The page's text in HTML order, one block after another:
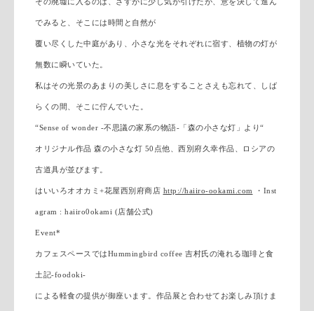
その廃墟に入るのは、さすがに少し気が引けたが、意を決して進ん
でみると、そこには時間と自然が
覆い尽くした中庭があり、小さな光をそれぞれに宿す、植物の灯が
無数に瞬いていた。
私はその光景のあまりの美しさに息をすることさえも忘れて、しば
らくの間、そこに佇んでいた。
“Sense of wonder -不思議の家系の物語-「森の小さな灯」より“
オリジナル作品 森の小さな灯 50点他、西別府久幸作品、ロシアの
古道具が並びます。
はいいろオオカミ+花屋西別府商店 http://haiiro-ookami.com ・Inst
agram : haiiro0okami (店舗公式)
Event*
カフェスペースではHummingbird coffee 吉村氏の淹れる珈琲と食
土記-foodoki-
による軽食の提供が御座います。作品展と合わせてお楽しみ頂けま